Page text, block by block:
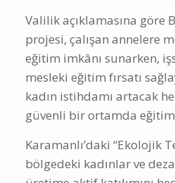
Valilik açıklamasına göre
projesi, çalışan annelere
eğitim imkânı sunarken,
mesleki eğitim fırsatı
kadın istihdamı artacak
güvenli bir ortamda
Karamanlı’daki “Ekolojik
bölgedeki kadınlar ve